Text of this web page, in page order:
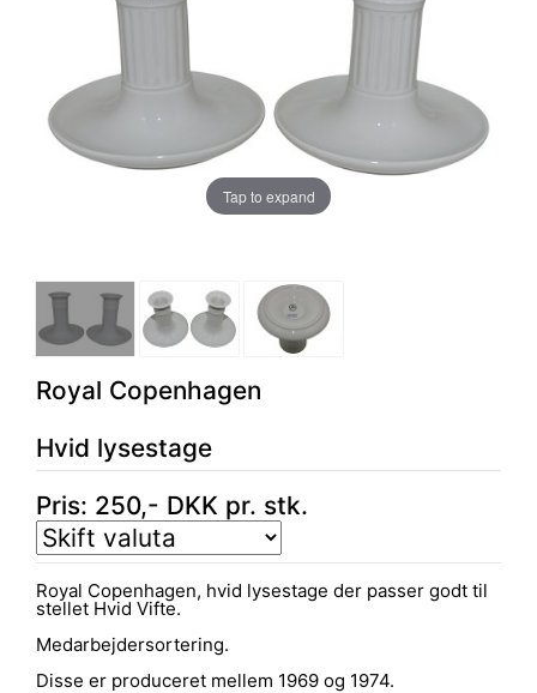
Tap to expand
Royal Copenhagen
Hvid lysestage
Pris: 250,- DKK pr. stk.
Royal Copenhagen, hvid lysestage der passer godt til
stellet Hvid Vifte.
Medarbejdersortering.
Disse er produceret mellem 1969 og 1974.